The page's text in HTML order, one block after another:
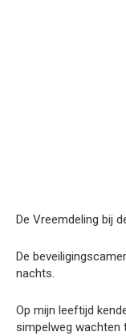
De Vreemdeling bij
De
nachts.
Op mijn leeftijd
simpelweg wachten